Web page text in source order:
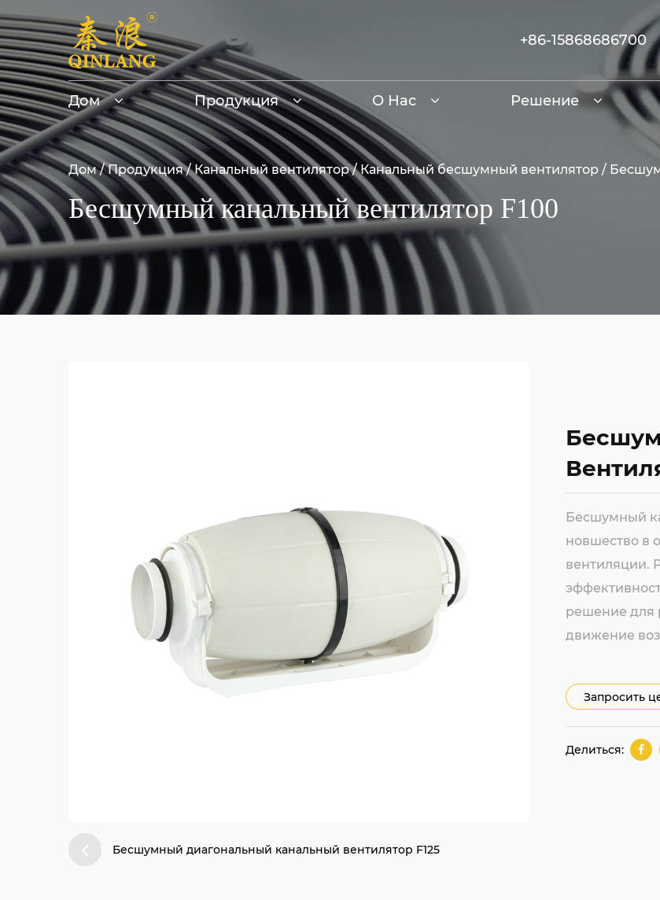
+86-15868686700
Дом Продукция О Нас Решение
Дом/Продукция/Канальный вентилятор/Канальный бесшумный вентилятор /
Бесшумный канальный вентилятор F100
Бесшумный
новшество в
вентиляции.
решение для
движение
Запросить
Делиться:
Бесшумный диагональный канальный вентилятор F125